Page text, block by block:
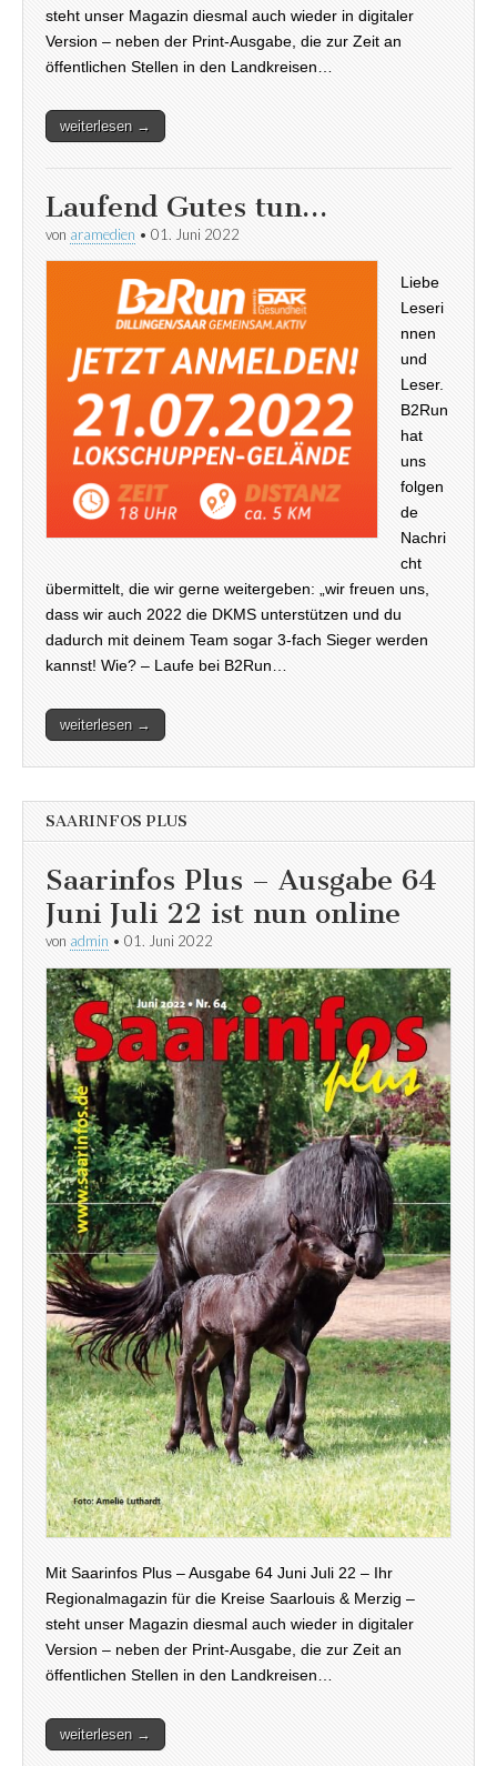
steht unser Magazin diesmal auch wieder in digitaler
Version – neben der Print-Ausgabe, die zur Zeit an
öffentlichen Stellen in den Landkreisen…
weiterlesen →
Laufend Gutes tun…
von aramedien • 01. Juni 2022
Liebe
Leseri
nnen
und
Leser.
B2Run
hat
uns
folgen
de
Nachri
cht
übermittelt, die wir gerne weitergeben: „wir freuen uns,
dass wir auch 2022 die DKMS unterstützen und du
dadurch mit deinem Team sogar 3-fach Sieger werden
kannst! Wie? – Laufe bei B2Run…
weiterlesen →
SAARINFOS PLUS
Saarinfos Plus – Ausgabe 64
Juni Juli 22 ist nun online
von admin • 01. Juni 2022
Mit Saarinfos Plus – Ausgabe 64 Juni Juli 22 – Ihr
Regionalmagazin für die Kreise Saarlouis & Merzig –
steht unser Magazin diesmal auch wieder in digitaler
Version – neben der Print-Ausgabe, die zur Zeit an
öffentlichen Stellen in den Landkreisen…
weiterlesen →